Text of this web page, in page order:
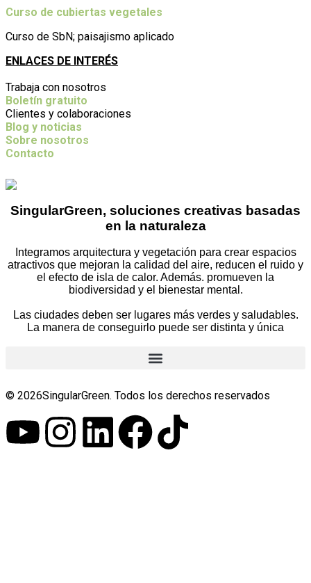
Curso de cubiertas vegetales
Curso de SbN; paisajismo aplicado
ENLACES DE INTERÉS
Trabaja con nosotros
Boletín gratuito
Clientes y colaboraciones
Blog y noticias
Sobre nosotros
Contacto
SingularGreen, soluciones creativas basadas
en la naturaleza
Integramos arquitectura y vegetación para crear espacios
atractivos que mejoran la calidad del aire, reducen el ruido y
el efecto de isla de calor. Además. promueven la
biodiversidad y el bienestar mental.
Las ciudades deben ser lugares más verdes y saludables.
La manera de conseguirlo puede ser distinta y única
© 2026SingularGreen. Todos los derechos reservados